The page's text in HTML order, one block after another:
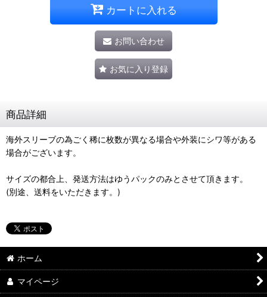
カートに入れる
お問い合わせ
お気に入り登録
商品詳細
海外スリーブの為ごく稀に枚数が異なる場合や外装にシワ等がある
場合がございます。
サイズの都合上、発送方法はゆうパックのみとさせて頂きます。
(別途、送料をいただきます。)
ホーム
マイページ